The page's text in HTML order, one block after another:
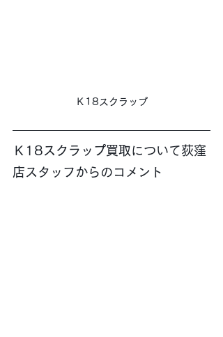
Ｋ18スクラップ
Ｋ18スクラップ買取について荻窪
店スタッフからのコメント